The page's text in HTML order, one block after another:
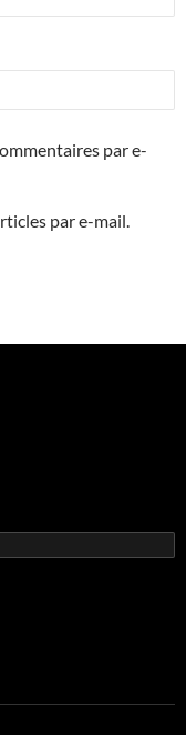
par e-
par e-mail.